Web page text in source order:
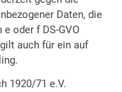
Daten, die
oder f DS-GVO
auch für ein auf
1920/71 e.V.